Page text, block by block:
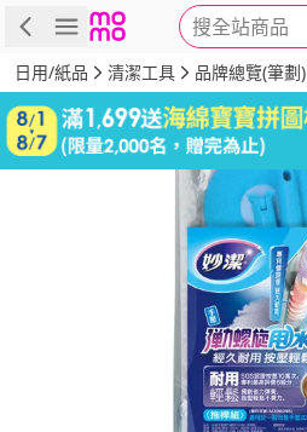
搜全站商品
商品 評價 詳情
日用/紙品 清潔工具 品牌總覽(筆劃)